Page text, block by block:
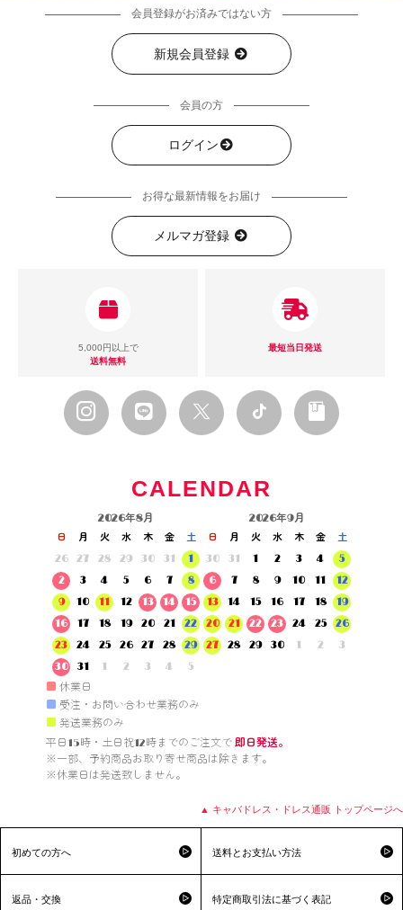
会員登録がお済みではない方
新規会員登録
会員の方
ログイン
お得な最新情報をお届け
メルマガ登録
5,000円以上で
送料無料
最短当日発送
CALENDAR
2026年8月
日 月 火 水 木 金
土
26
27 28 29 30 31
1
2
3 4 5 6 7
8
9
10 11 12 13 14
15
16
17 18 19 20 21
22
23
24 25 26 27 28
29
30
31 1 2 3 4 5
2026年9月
日 月 火 水 木 金
土
30
31 1 2 3 4
5
6
7 8 9 10 11
12
13
14 15 16 17 18
19
20
21 22 23 24 25
26
27
28 29 30 1 2 3
■ 休業日
■ 受注・お問い合わせ業務のみ
■ 発送業務のみ
平日15時・土日祝12時までのご注文で 即日発送。
※一部、予約商品お取り寄せ商品は除きます。
※休業日は発送致しません。
▲ キャバドレス・ドレス通販 トップページへ
初めての方へ 送料とお支払い方法
返品・交換 特定商取引法に基づく表記